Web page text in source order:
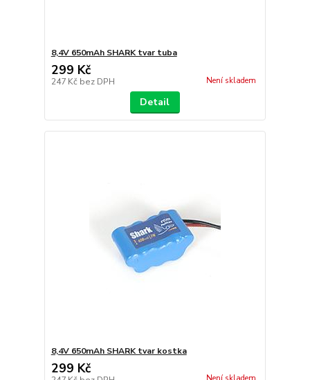
8,4V 650mAh SHARK tvar tuba
299 Kč
247 Kč bez DPH Není skladem
Detail
8,4V 650mAh SHARK tvar kostka
299 Kč